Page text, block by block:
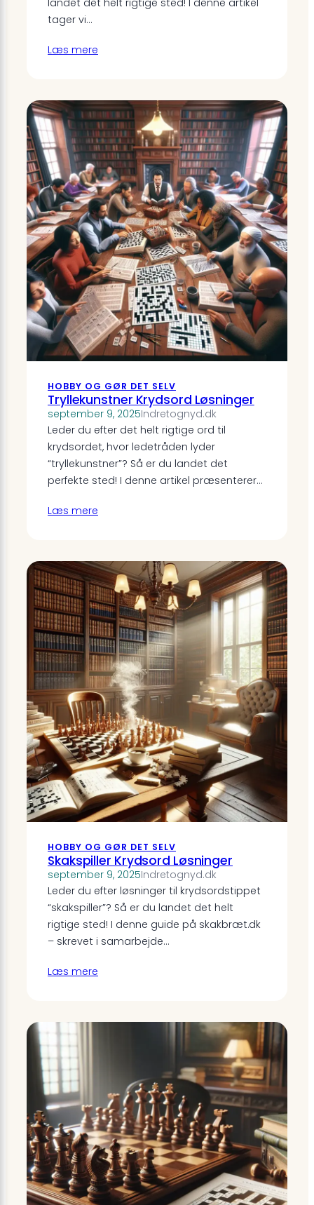
tager vi…
Læs mere
HOBBY OG GØR DET SELV
Tryllekunstner Krydsord Løsninger
september 9, 2025Indretognyd.dk
Leder du efter det helt rigtige ord til
krydsordet, hvor ledetråden lyder
“tryllekunstner”? Så er du landet det
perfekte sted! I denne artikel præsenterer…
Læs mere
HOBBY OG GØR DET SELV
Skakspiller Krydsord Løsninger
september 9, 2025Indretognyd.dk
Leder du efter løsninger til krydsordstippet
“skakspiller”? Så er du landet det helt
rigtige sted! I denne guide på skakbræt.dk
– skrevet i samarbejde…
Læs mere